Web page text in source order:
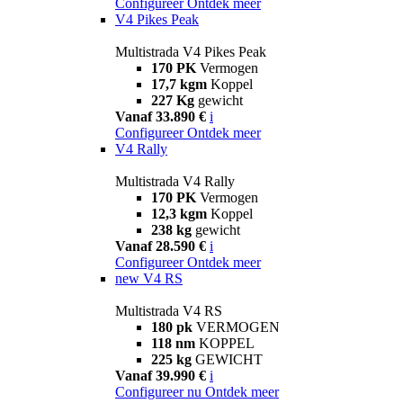
V4 Pikes Peak
Multistrada V4 Pikes Peak
170 PK Vermogen
17,7 kgm Koppel
227 Kg gewicht
Vanaf 33.890 € i
Configureer Ontdek meer
V4 Rally
Multistrada V4 Rally
170 PK Vermogen
12,3 kgm Koppel
238 kg gewicht
Vanaf 28.590 € i
Configureer Ontdek meer
new V4 RS
Multistrada V4 RS
180 pk VERMOGEN
118 nm KOPPEL
225 kg GEWICHT
Vanaf 39.990 € i
Configureer nu Ontdek meer